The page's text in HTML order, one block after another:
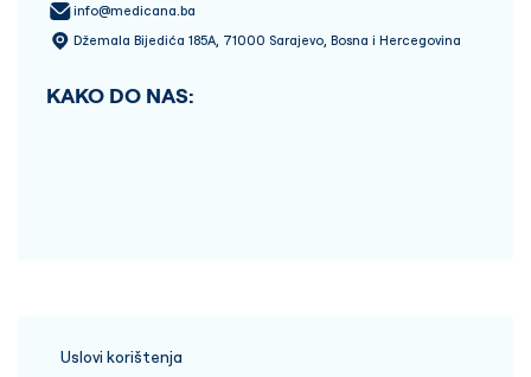
info@medicana.ba
Džemala Bijedića 185A, 71000 Sarajevo, Bosna i Hercegovina
KAKO DO NAS:
Uslovi korištenja